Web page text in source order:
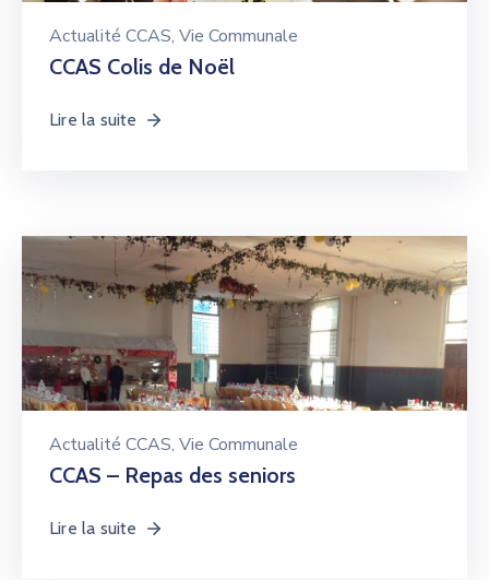
Actualité CCAS‚ Vie Communale
CCAS Colis de Noël
Lire la suite
Actualité CCAS‚ Vie Communale
CCAS – Repas des seniors
Lire la suite